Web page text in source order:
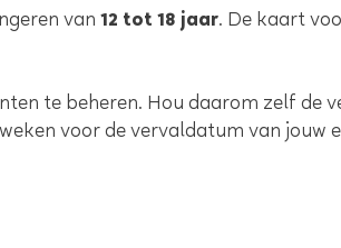
van 12 tot 18 jaar. De kaart
te beheren. Hou daarom zelf de
voor de vervaldatum van